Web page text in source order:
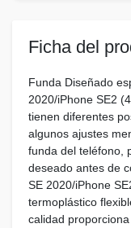
Ficha del
Funda Diseñado
2020/iPhone SE2
tienen diferentes
algunos ajustes
funda del teléfono,
deseado antes de
SE 2020/iPhone
termoplástico
calidad